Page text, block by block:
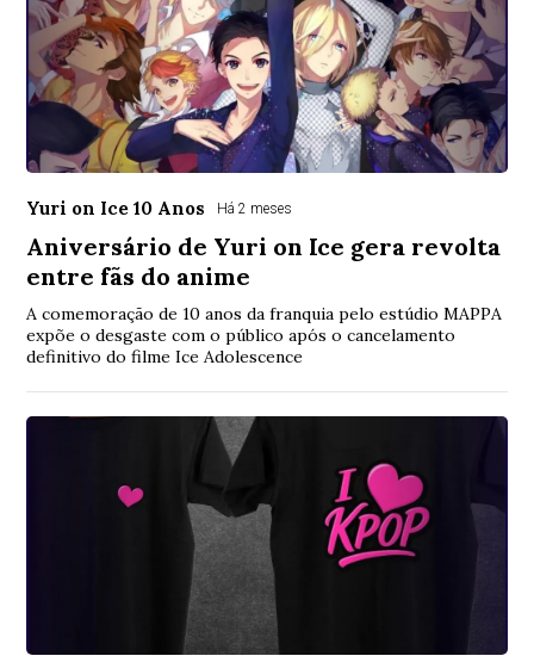
Yuri on Ice 10 Anos Há 2 meses
Aniversário de Yuri on Ice gera revolta
entre fãs do anime
A comemoração de 10 anos da franquia pelo estúdio MAPPA
expõe o desgaste com o público após o cancelamento
definitivo do filme Ice Adolescence